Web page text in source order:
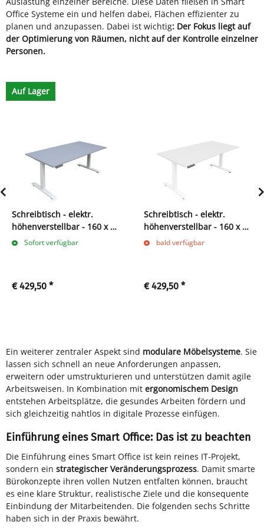
Office Systeme ein und helfen dabei, Flächen effizienter zu
planen und anzupassen. Dabei ist wichtig: Der Fokus liegt auf
der Optimierung von Räumen, nicht auf der Kontrolle einzelner
Personen.
Auf Lager
Schreibtisch - elektr.
höhenverstellbar - 160 x 80
- grauSofort verfügbar
€ 429,50 *
Schreibtisch - elektr.
höhenverstellbar - 160 x 80
- weißbald verfügbar
€ 429,50 *
Ein weiterer zentraler Aspekt sind modulare Möbelsysteme. Sie
lassen sich schnell an neue Anforderungen anpassen,
erweitern oder umstrukturieren und unterstützen damit agile
Arbeitsweisen. In Kombination mit ergonomischem Design
entstehen Arbeitsplätze, die gesundes Arbeiten fördern und
sich gleichzeitig nahtlos in digitale Prozesse einfügen.
Einführung eines Smart Office: Das ist zu beachten
Die Einführung eines Smart Office ist kein reines IT-Projekt,
sondern ein strategischer Veränderungsprozess. Damit smarte
Bürokonzepte ihren vollen Nutzen entfalten können, braucht
es eine klare Struktur, realistische Ziele und die konsequente
Einbindung der Mitarbeitenden. Die folgenden sechs Schritte
haben sich in der Praxis bewährt.